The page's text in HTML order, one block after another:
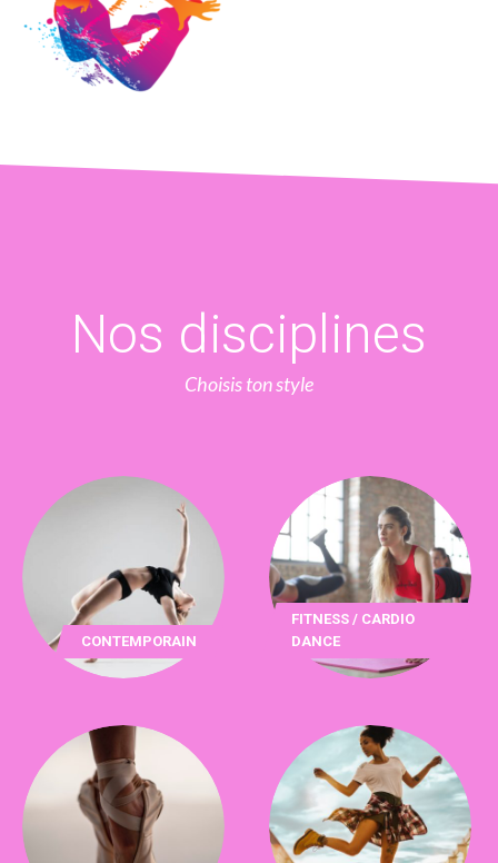
Nos disciplines
Choisis ton style
CONTEMPORAIN
FITNESS / CARDIO
DANCE